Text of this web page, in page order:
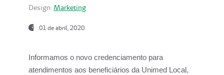
Design: Marketing
01 de abril, 2020
Informamos o novo credenciamento para
atendimentos aos beneficiários da Unimed Local,